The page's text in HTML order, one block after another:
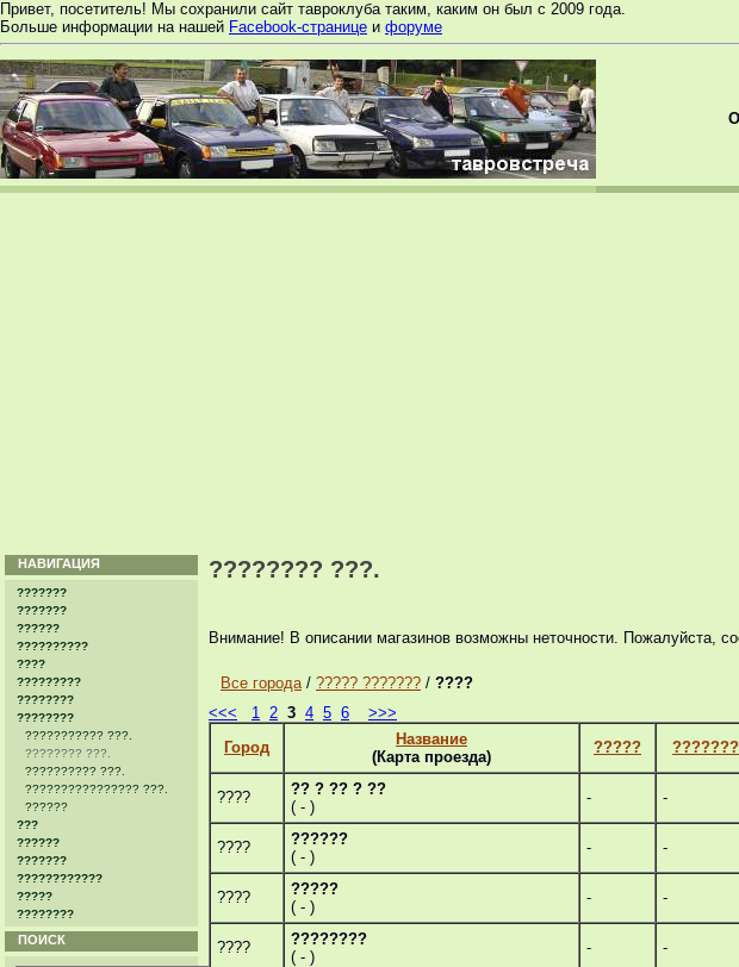
Привет, посетитель! Мы сохранили сайт тавроклуба таким, каким он был с 2009 года.
Больше информации на нашей Facebook-странице и форуме
НАВИГАЦИЯ
???????
???????
??????
??????????
????
?????????
????????
????????
??????????? ???.
???????? ???.
?????????? ???.
???????????????? ???.
??????
???
??????
???????
????????????
?????
????????
ПОИСК
???????? ???.
Внимание! В описании магазинов возможны неточности. Пожалуйста,
Все города / ????? ??????? / ????
<<<
1 2 3 4 5 6
>>>
Город
Название
(Карта проезда)
????? ???????
????
?? ? ?? ? ??
( - )
- -
????
??????
( - )
- -
????
?????
( - )
- -
????
????????
( - )
- -